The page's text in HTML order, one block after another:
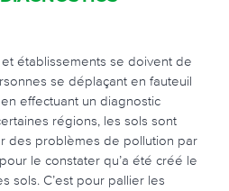
établissements se doivent de
se déplaçant en fauteuil
effectuant un diagnostic
régions, les sols sont
des problèmes de pollution par
le constater qu’a été créé le
sols. C’est pour pallier les